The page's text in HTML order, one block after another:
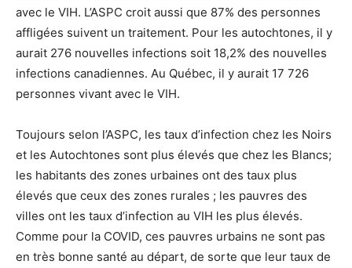
avec le VIH. L’ASPC croit aussi que 87% des personnes
affligées suivent un traitement. Pour les autochtones, il y
aurait 276 nouvelles infections soit 18,2% des nouvelles
infections canadiennes. Au Québec, il y aurait 17 726
personnes vivant avec le VIH.
Toujours selon l’ASPC, les taux d’infection chez les Noirs
et les Autochtones sont plus élevés que chez les Blancs;
les habitants des zones urbaines ont des taux plus
élevés que ceux des zones rurales ; les pauvres des
villes ont les taux d’infection au VIH les plus élevés.
Comme pour la COVID, ces pauvres urbains ne sont pas
en très bonne santé au départ, de sorte que leur taux de